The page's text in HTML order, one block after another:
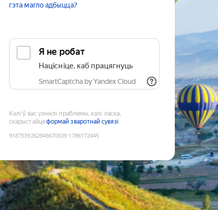
гэта магло адбыцца?
Я не робат
Націсніце, каб працягнуць
SmartCaptcha by Yandex Cloud
Калі ў вас узніклі праблемы, калі ласка,
скарыстайцеформай зваротнай сувязі
9187539262948670509:1786172445